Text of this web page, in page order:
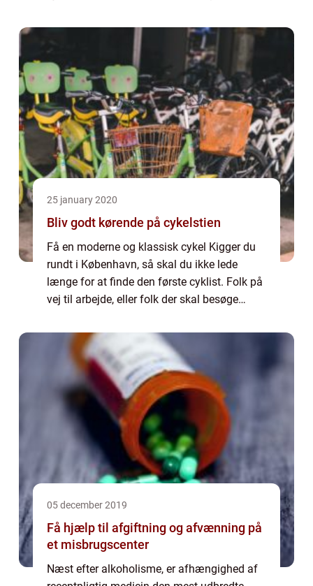
du alle de gastronomiske højdepunkter...
25 january 2020
Bliv godt kørende på cykelstien
Få en moderne og klassisk cykel Kigger du
rundt i København, så skal du ikke lede
længe for at finde den første cyklist. Folk på
vej til arbejde, eller folk der skal besøge
jernhesten fremfor at starte bilen eller...
05 december 2019
Få hjælp til afgiftning og afvænning på
et misbrugscenter
Næst efter alkoholisme, er afhængighed af